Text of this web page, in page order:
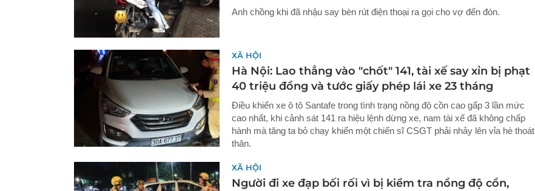
Anh chồng khi đã nhậu say bèn rút điện thoại ra gọi cho vợ đến đón.
XÃ HỘI
Hà Nội: Lao thẳng vào "chốt" 141, tài xế say xỉn bị phạt
40 triệu đồng và tước giấy phép lái xe 23 tháng
Điều khiển xe ô tô Santafe trong tình trạng nồng độ cồn cao gấp 3 lần mức
cao nhất, khi cảnh sát 141 ra hiệu lệnh dừng xe, nam tài xế đã không chấp
hành mà tăng ta bỏ chạy khiến một chiến sĩ CSGT phải nhảy lên vỉa hè thoát
thân.
XÃ HỘI
Người đi xe đạp bối rối vì bị kiểm tra nồng độ cồn,